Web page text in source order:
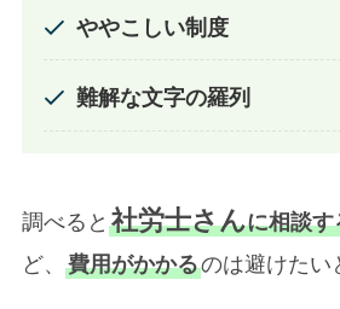
ややこしい制度
難解な文字の羅列
調べると 社労士さんに相談す
ど、 費用がかかるのは避けたい